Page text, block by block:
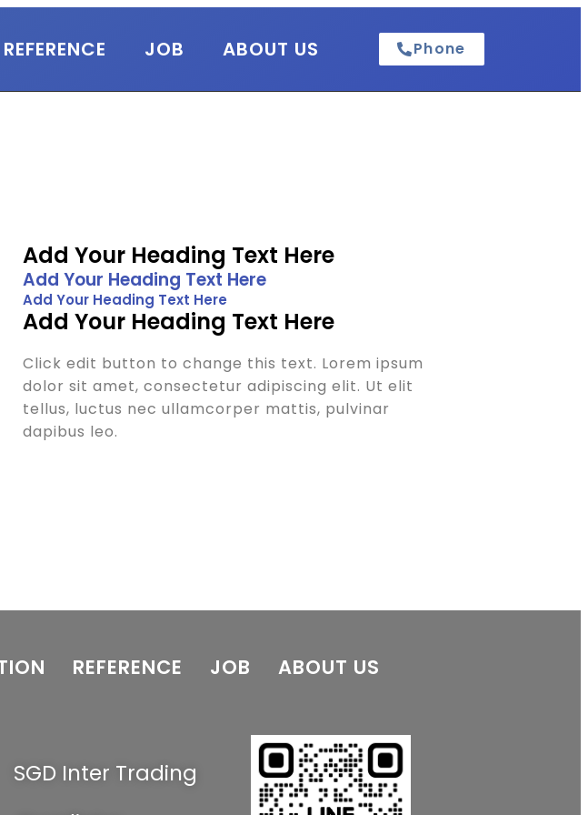
REFERENCE JOB ABOUT US Phone
Add Your Heading Text Here
Add Your Heading Text Here
Add Your Heading Text Here
Add Your Heading Text Here
Click edit button to change this text. Lorem ipsum
dolor sit amet, consectetur adipiscing elit. Ut elit
tellus, luctus nec ullamcorper mattis, pulvinar
dapibus leo.
REFERENCE JOB ABOUT US
SGD Inter Trading